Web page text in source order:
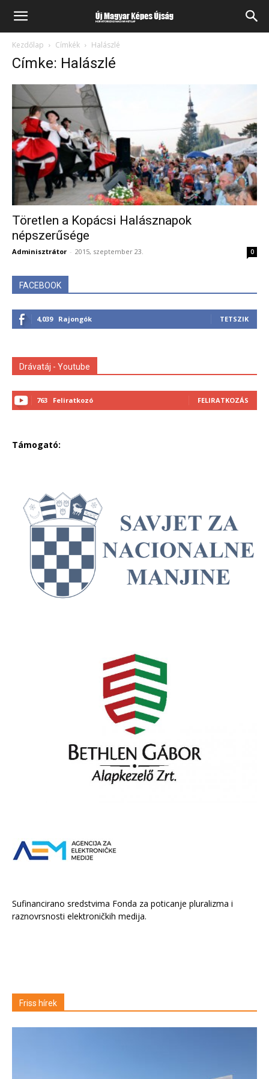
Kezdőlap Címkék Halászlé
Címke: Halászlé
Töretlen a Kopácsi Halásznapok
népszerűsége
Adminisztrátor - 2015, szeptember 23. 0
FACEBOOK
4,039 Rajongók TETSZIK
Drávatáj - Youtube
763 Feliratkozó FELIRATKOZÁS
Támogató:
Sufinancirano sredstvima Fonda za poticanje pluralizma i
raznovrsnosti elektroničkih medija.
Friss hírek